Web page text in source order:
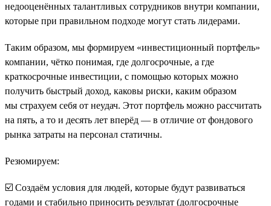
недооценённых талантливых сотрудников внутри компании,
которые при правильном подходе могут стать лидерами.
Таким образом, мы формируем «инвестиционный портфель»
компании, чётко понимая, где долгосрочные, а где
краткосрочные инвестиции, с помощью которых можно
получить быстрый доход, каковы риски, каким образом
мы страхуем себя от неудач. Этот портфель можно рассчитать
на пять, а то и десять лет вперёд — в отличие от фондового
рынка затраты на персонал статичны.
Резюмируем:
☑️ Создаём условия для людей, которые будут развиваться
годами и стабильно приносить результат (долгосрочные